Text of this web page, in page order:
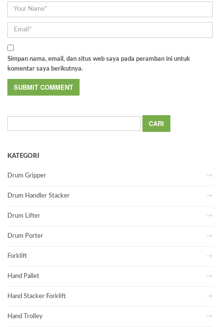
Simpan nama, email, dan situs web saya pada peramban ini untuk
komentar saya berikutnya.
untuk:
KATEGORI
Drum Gripper
Drum Handler Stacker
Drum Lifter
Drum Porter
Forklift
Hand Pallet
Hand Stacker Forklift
Hand Trolley